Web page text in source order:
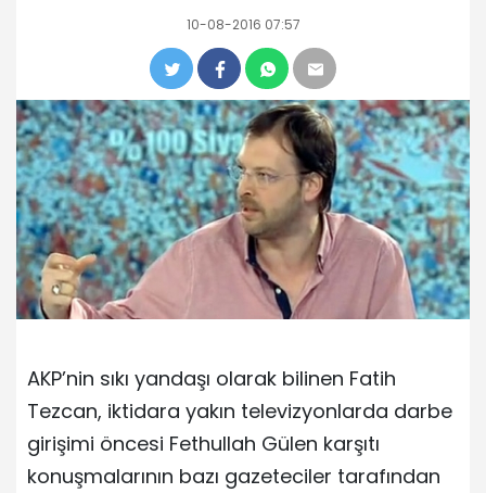
10-08-2016 07:57
AKP’nin sıkı yandaşı olarak bilinen Fatih
Tezcan, iktidara yakın televizyonlarda darbe
girişimi öncesi Fethullah Gülen karşıtı
konuşmalarının bazı gazeteciler tarafından